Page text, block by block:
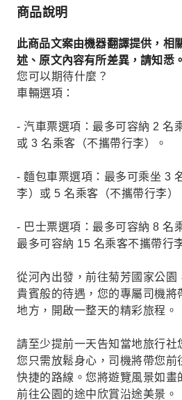
商品說明
此商品文案由機器翻譯提供，相
述、原文內容有所差異，請知悉。
您可以期待什麼？
車輛選項：
- 汽車票選項：最多可容納 2 名
或 3 名乘客（不攜帶行李）。
- 麵包車票選項：最多可乘坐 3
李）或 5 名乘客（不攜帶行李）
- 巴士票選項：最多可容納 8 名
最多可容納 15 名乘客不攜帶行
從河內出發，前往菊芳國家公園
貴賓般的待遇，您的專屬司機將
地方，開啟一整天的精彩旅程。
請至少提前一天告知當地旅行社
您只需放鬆身心，司機將帶您前
快捷的路線。您將遊覽風景如畫
前往公園的途中欣賞沿途美景。